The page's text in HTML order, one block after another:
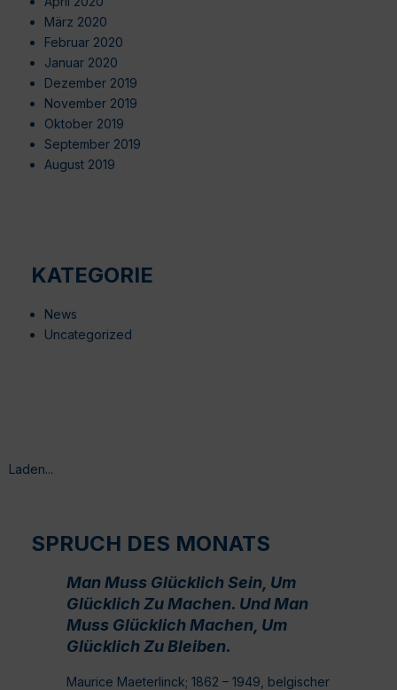
März 2020
Februar 2020
Januar 2020
Dezember 2019
November 2019
Oktober 2019
September 2019
August 2019
KATEGORIE
News
Uncategorized
Laden...
SPRUCH DES MONATS
Man Muss Glücklich Sein, Um
Glücklich Zu Machen. Und Man
Muss Glücklich Machen, Um
Glücklich Zu Bleiben.
Maurice Maeterlinck; 1862 – 1949, belgischer